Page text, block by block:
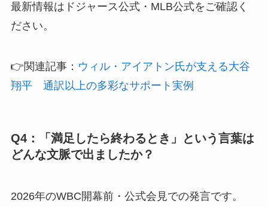
最新情報はドジャース公式・MLB公式をご確認く
ださい。
👉関連記事： ウィル・アイアトン氏が支える大谷
翔平 通訳以上の多彩なサポート実例
Q4：「満足したら終わるとき」という言葉は
どんな文脈で出ましたか？
2026年のWBC開幕前・公式会見での発言です。